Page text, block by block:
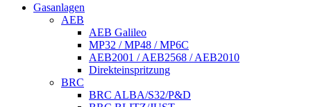
Gasanlagen
AEB
AEB Galileo
MP32 / MP48 / MP6C
AEB2001 / AEB2568 / AEB2010
Direkteinspritzung
BRC
BRC ALBA/S32/P&D